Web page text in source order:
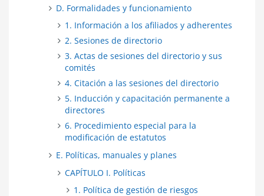
D. Formalidades y funcionamiento
1. Información a los afiliados y adherentes
2. Sesiones de directorio
3. Actas de sesiones del directorio y sus
comités
4. Citación a las sesiones del directorio
5. Inducción y capacitación permanente a
directores
6. Procedimiento especial para la
modificación de estatutos
E. Políticas, manuales y planes
CAPÍTULO I. Políticas
1. Política de gestión de riesgos